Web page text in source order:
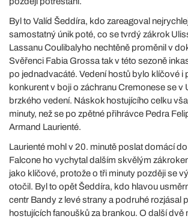
Byl to Valíd Šeddíra, kdo zareagoval
samostatný únik poté, co se tvrdý zákrok
Lassanu Coulibalyho nechtěně proměnil v
Svěřenci Fabia Grossa tak v této sezoně
po jednadvacáté. Vedení hostů bylo klíčové i
konkurent v boji o záchranu Cremonese se v
brzkého vedení. Náskok hostujícího celku
minuty, než se po zpětné přihrávce Pedra
Armand Laurienté.
Laurienté mohl v 20. minutě poslat domácí
Falcone ho vychytal dalším skvělým
jako klíčové, protože o tři minuty později se
otočil. Byl to opět Šeddíra, kdo hlavou
centr Bandy z levé strany a podruhé rozjásal
hostujících fanoušků za brankou. O další dvě